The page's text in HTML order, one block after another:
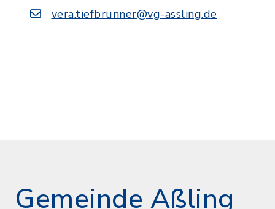
vera.tiefbrunner@vg-assling.de
Gemeinde Aßling